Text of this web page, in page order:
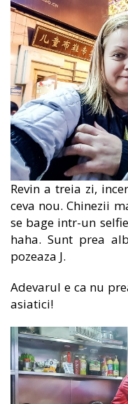
Revin a treia zi,
ceva nou. Chinezii
se bage intr-un
haha. Sunt prea
pozeaza J.
Adevarul e ca nu
asiatici!